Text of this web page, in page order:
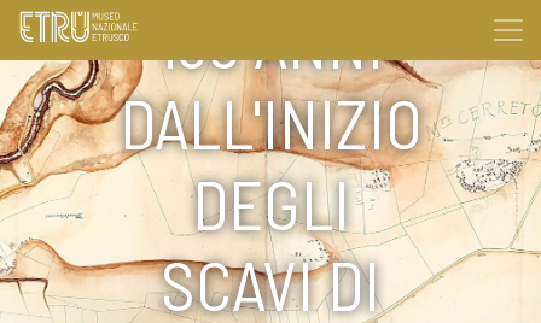
130 ANNI
DALL'INIZIO
DEGLI
SCAVI DI